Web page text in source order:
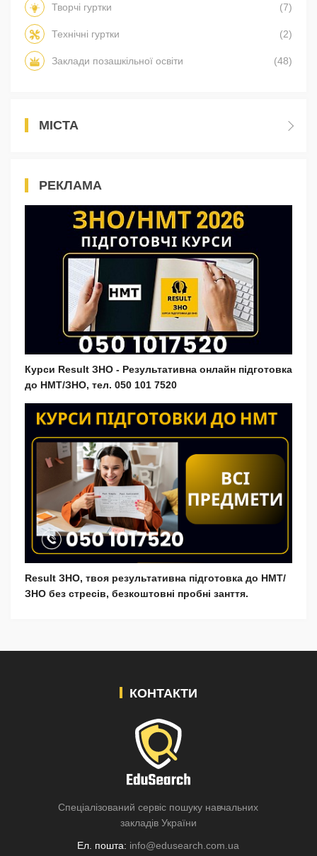
Творчі гуртки (7)
Технічні гуртки (2)
Заклади позашкільної освіти (48)
МІСТА
РЕКЛАМА
Курси Result ЗНО - Результативна онлайн підготовка
до НМТ/ЗНО, тел. 050 101 7520
Result ЗНО, твоя результативна підготовка до НМТ/
ЗНО без стресів, безкоштовні пробні занття.
КОНТАКТИ
Спеціалізований сервіс пошуку навчальних
закладів України
Ел. пошта: info@edusearch.com.ua